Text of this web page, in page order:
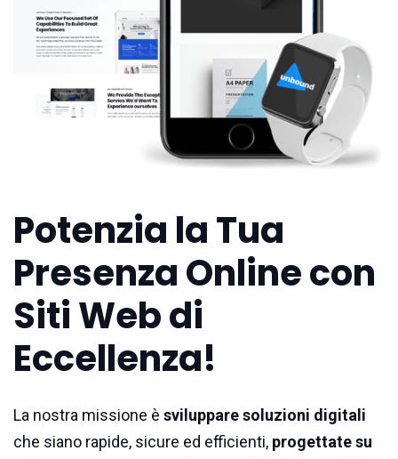
Potenzia la Tua
Presenza Online con
Siti Web di
Eccellenza!
La nostra missione è sviluppare soluzioni digitali
che siano rapide, sicure ed efficienti, progettate su